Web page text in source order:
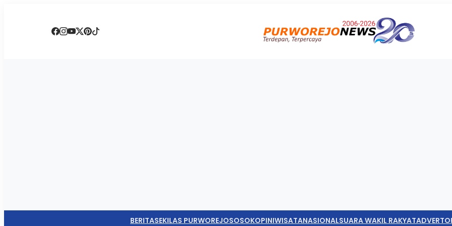
BERITASEKILAS PURWOREJOSOSOKOPINIWISATANASIONALSUARA WAKIL RAKYAT